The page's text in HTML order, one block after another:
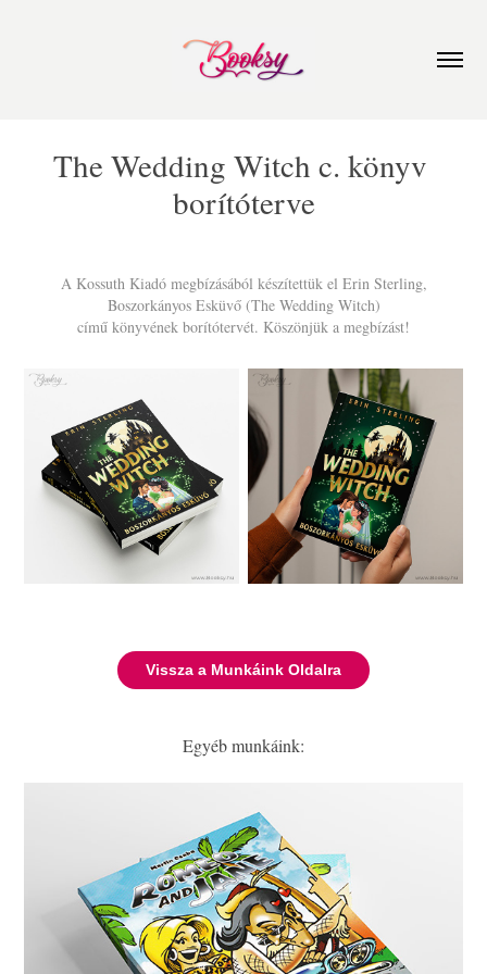
The Wedding Witch c. könyv
borítóterve
A Kossuth Kiadó megbízásából készítettük el Erin Sterling,
Boszorkányos Esküvő (The Wedding Witch)
című könyvének borítótervét. Köszönjük a megbízást!
Vissza a Munkáink Oldalra
Egyéb munkáink: